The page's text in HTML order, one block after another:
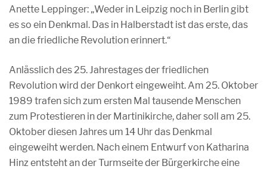
Anette Leppinger: „Weder in Leipzig noch in Berlin gibt
es so ein Denkmal. Das in Halberstadt ist das erste, das
an die friedliche Revolution erinnert.“
Anlässlich des 25. Jahrestages der friedlichen
Revolution wird der Denkort eingeweiht. Am 25. Oktober
1989 trafen sich zum ersten Mal tausende Menschen
zum Protestieren in der Martinikirche, daher soll am 25.
Oktober diesen Jahres um 14 Uhr das Denkmal
eingeweiht werden. Nach einem Entwurf von Katharina
Hinz entsteht an der Turmseite der Bürgerkirche eine